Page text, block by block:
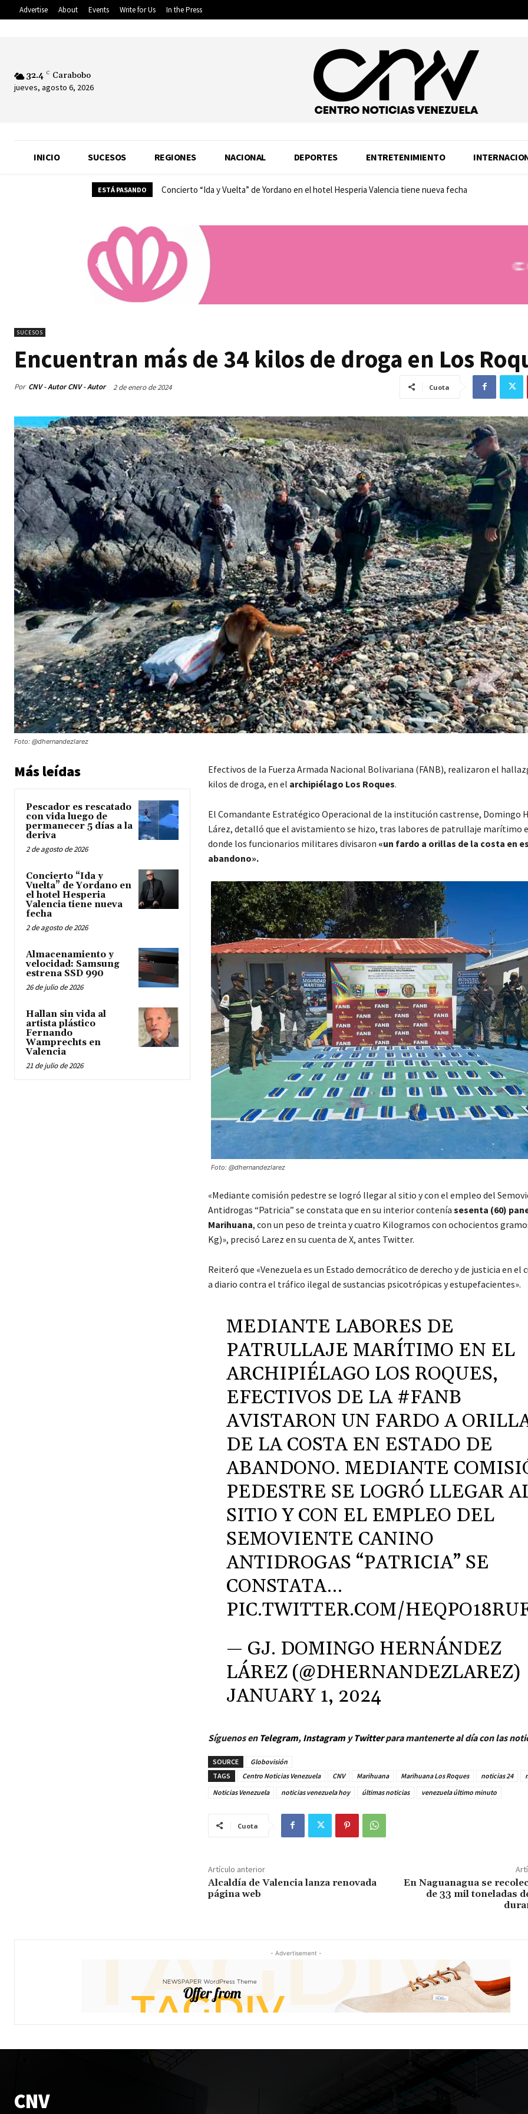
Advertise About Events Write for Us In the Press
32.4 C Carabobo
jueves, agosto 6, 2026
INICIO SUCESOS REGIONES NACIONAL DEPORTES ENTRETENIMIENTO
ESTÁ PASANDO Concierto “Ida y Vuelta” de Yordano en el hotel Hesperia Valencia tiene nueva fecha
SUCESOS
Encuentran más de 34 kilos de droga en Los
Por CNV - Autor CNV - Autor 2 de enero de 2024 Cuota
Foto: @dhernandezlarez
Más leídas
Pescador es rescatado
con vida luego de
permanecer 5 días a la
deriva
2 de agosto de 2026
Concierto “Ida y
Vuelta” de Yordano en
el hotel Hesperia
Valencia tiene nueva
fecha
2 de agosto de 2026
Almacenamiento y
velocidad: Samsung
estrena SSD 990
26 de julio de 2026
Hallan sin vida al
artista plástico
Fernando
Wamprechts en
Valencia
21 de julio de 2026
Efectivos de la Fuerza Armada Nacional Bolivariana (FANB), realizaron el
kilos de droga, en el archipiélago Los Roques.
El Comandante Estratégico Operacional de la institución castrense, Domingo
Lárez, detalló que el avistamiento se hizo, tras labores de patrullaje marítimo
donde los funcionarios militares divisaron «un fardo a orillas de la costa en
abandono».
Foto: @dhernandezlarez
«Mediante comisión pedestre se logró llegar al sitio y con el empleo del
Antidrogas “Patricia” se constata que en su interior contenía sesenta (60)
Marihuana, con un peso de treinta y cuatro Kilogramos con ochocientos
Kg)», precisó Larez en su cuenta de X, antes Twitter.
Reiteró que «Venezuela es un Estado democrático de derecho y de justicia en el
a diario contra el tráfico ilegal de sustancias psicotrópicas y estupefacientes».
MEDIANTE LABORES DE
PATRULLAJE MARÍTIMO EN EL
ARCHIPIÉLAGO LOS ROQUES,
EFECTIVOS DE LA #FANB
AVISTARON UN FARDO A
DE LA COSTA EN ESTADO DE
ABANDONO. MEDIANTE
PEDESTRE SE LOGRÓ LLEGAR
SITIO Y CON EL EMPLEO DEL
SEMOVIENTE CANINO
ANTIDROGAS “PATRICIA” SE
CONSTATA…
PIC.TWITTER.COM/
— GJ. DOMINGO HERNÁNDEZ
LÁREZ (@DHERNANDEZLAREZ)
JANUARY 1, 2024
Síguenos en Telegram, InstagramyTwitterpara mantenerte al día con las
SOURCE
Globovisión
TAGS
Centro Noticias Venezuela CNV Marihuana Marihuana Los Roques noticias 24
Noticias Venezuela
noticias venezuela hoy últimas noticias venezuela último minuto
Cuota
Artículo anterior
Alcaldía de Valencia lanza renovada
página web
En Naguanagua se
de 33 mil toneladas
- Advertisement -
CNV